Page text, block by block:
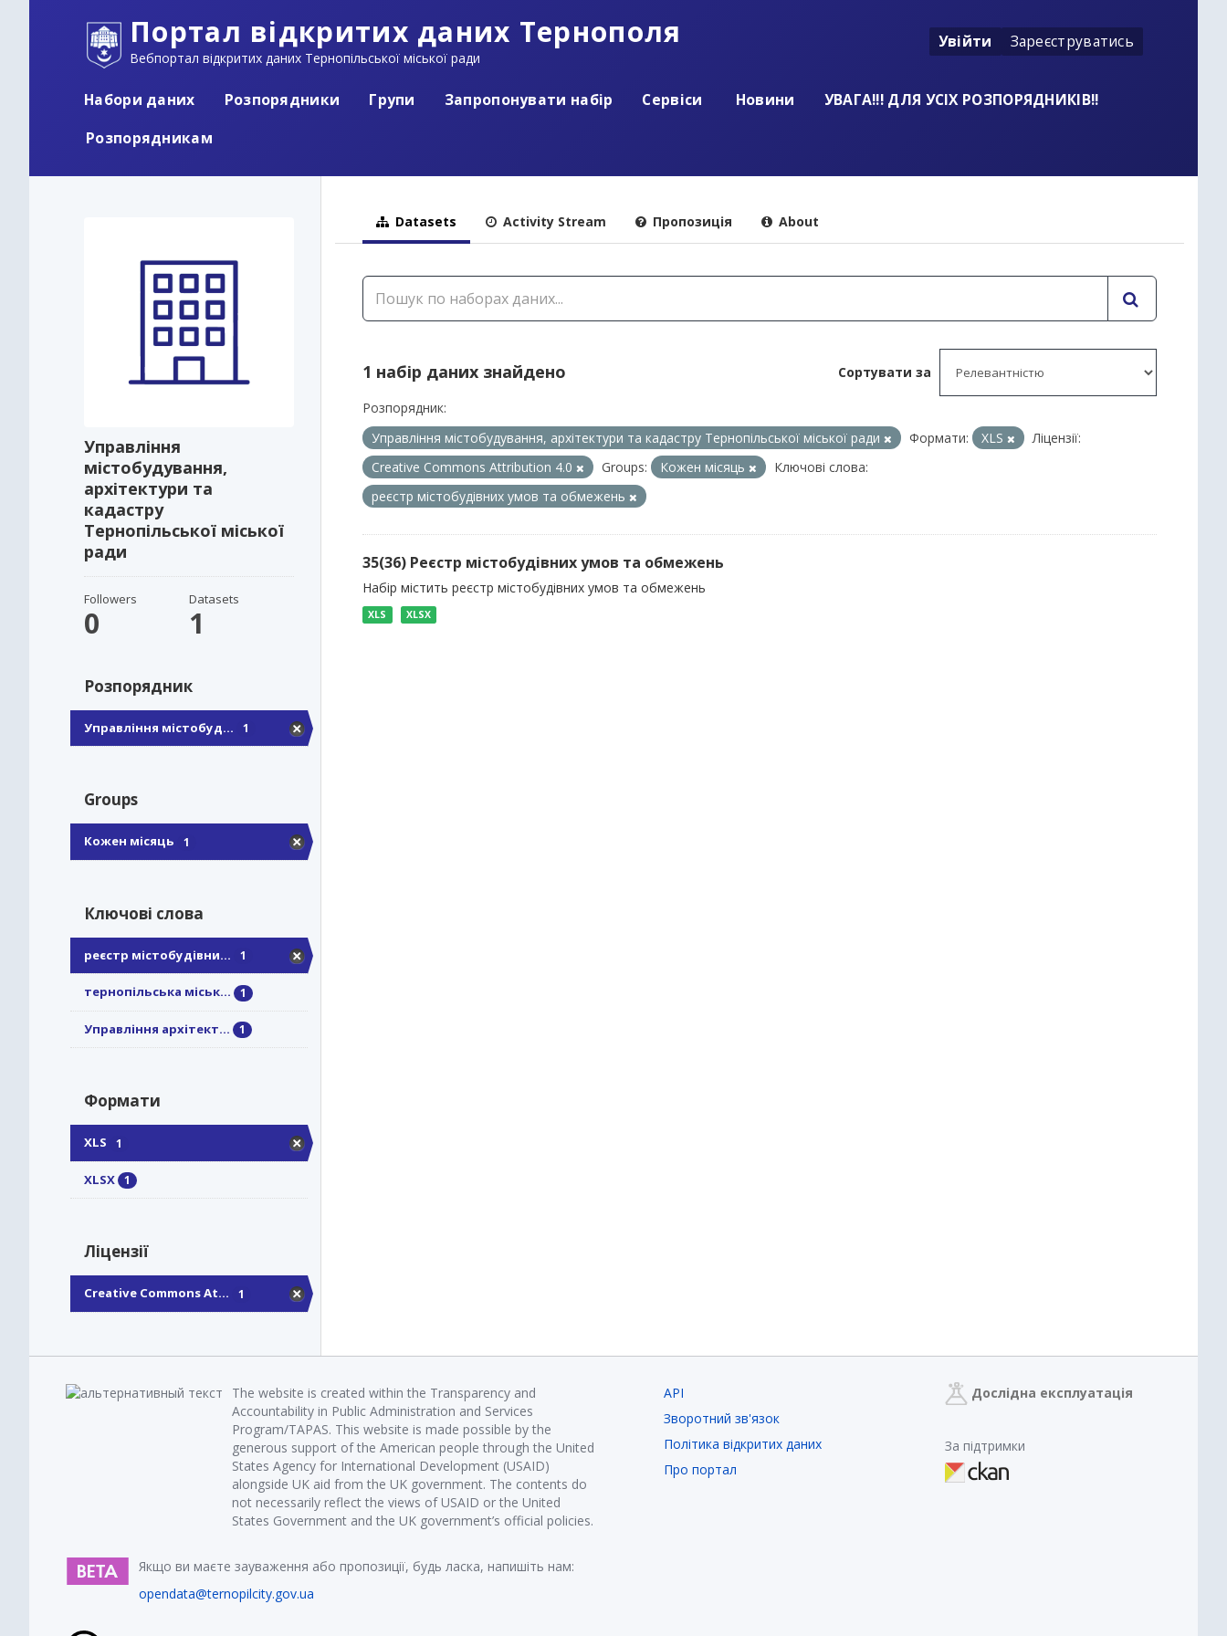
Портал відкритих даних Тернополя
Вебпортал відкритих даних Тернопільської міської ради
Увійти Зареєструватись
Набори даних Розпорядники Групи Запропонувати набір Сервіси Новини
УВАГА!!! ДЛЯ УСІХ РОЗПОРЯДНИКІВ!!
Розпорядникам
Управління
містобудування,
архітектури та
кадастру
Тернопільської міської
ради
Followers
0
Datasets
1
Розпорядник
Управління містобуд... 1
Groups
Кожен місяць 1
Ключові слова
реєстр містобудівни... 1
тернопільська міськ... 1
Управління архітект... 1
Формати
XLS 1
XLSX 1
Ліцензії
Creative Commons At... 1
Datasets Activity Stream Пропозиція About
Сортувати за
1 набір даних знайдено
Розпорядник:
Управління містобудування, архітектури та кадастру Тернопільської міської ради
Формати: XLS
Ліцензії:
Creative Commons Attribution 4.0
Groups: Кожен місяць
Ключові слова:
реєстр містобудівних умов та обмежень
35(36) Реєстр містобудівних умов та обмежень
Набір містить реєстр містобудівних умов та обмежень
XLS XLSX
The website is created within the Transparency and
Accountability in Public Administration and Services
Program/TAPAS. This website is made possible by the
generous support of the American people through the United
States Agency for International Development (USAID)
alongside UK aid from the UK government. The contents do
not necessarily reflect the views of USAID or the United
States Government and the UK government’s official policies.
Якщо ви маєте зауваження або пропозиції, будь ласка, напишіть нам:
opendata@ternopilcity.gov.ua
API
Зворотний зв'язок
Політика відкритих даних
Про портал
Дослідна експлуатація
За підтримки